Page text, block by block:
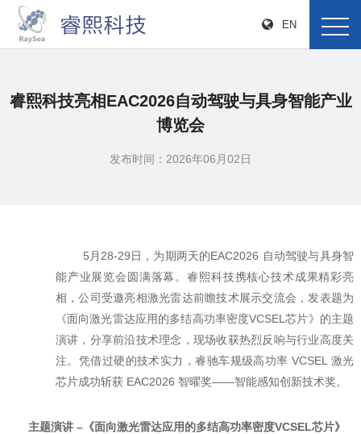
EN
睿熙科技亮相EAC2026自动驾驶与具身智能产业
博览会
发布时间：2026年06月02日
5月28-29日，为期两天的EAC2026 自动驾驶与具身智
能产业展览会圆满落幕。睿熙科技携核心技术成果精彩亮
相，公司受邀亮相激光雷达前瞻技术展示交流会，发表题为
《面向激光雷达应用的多结高功率密度VCSEL芯片》的主题
演讲，分享前沿技术理念，现场收获热烈反响与行业高度关
注。凭借过硬的技术实力，睿驰车规级高功率 VCSEL 激光
芯片成功斩获 EAC2026 智曜奖——智能感知创新技术奖。
主题演讲 –《面向激光雷达应用的多结高功率密度VCSEL芯片》